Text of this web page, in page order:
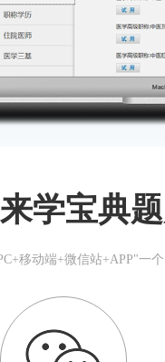
来学宝典
移动端+微信站+APP"一